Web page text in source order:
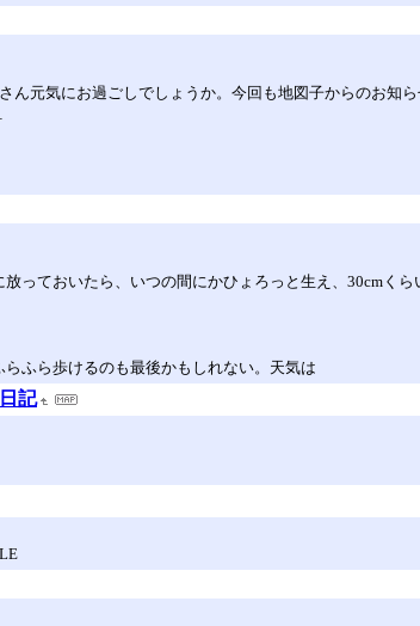
元気にお過ごしでしょうか。今回も地図子からのお知
っておいたら、いつの間にかひょろっと生え、30cmく
ふら歩けるのも最後かもしれない。天気は
記